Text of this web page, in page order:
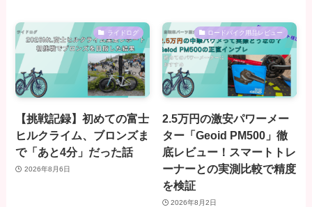
ライドログ
【挑戦記録】初めての富士
ヒルクライム、ブロンズま
で「あと4分」だった話
2026年8月6日
ロードバイク用品レビュー
2.5万円の激安パワーメー
ター「Geoid PM500」徹
底レビュー！スマートトレ
ーナーとの実測比較で精度
を検証
2026年8月2日